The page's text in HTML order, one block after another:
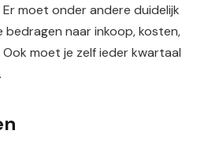
moet onder andere duidelijk
bedragen naar inkoop, kosten,
Ook moet je zelf ieder kwartaal